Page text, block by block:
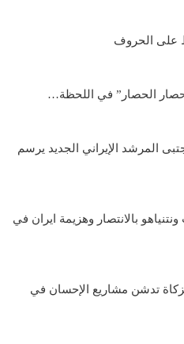
على الحروف
الحصار” في اللحظة…
المرشد الإيراني الجديد يرسم
بالانتصار وهزيمة ايران في
الزكاة تدشن مشاريع الإحسان في